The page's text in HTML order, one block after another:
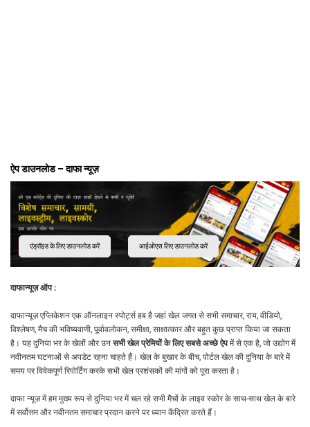
ऐप डाउनलोड – दाफा न्यूज़
एंड्रॉइड के लिए डाउनलोड करें आईओएस लिए डाउनलोड करें
दाफान्यूज़ ऑप :
दाफान्यूज़ एप्लिकेशन एक ऑनलाइन स्पोर्ट्स हब है जहां खेल जगत से सभी समाचार, राय, वीडियो,
विश्लेषण, मैच की भविष्यवाणी, पूर्वावलोकन, समीक्षा, साक्षात्कार और बहुत कुछ प्राप्त किया जा सकता
है। यह दुनिया भर के खेलों और उन सभी खेल प्रेमियों के लिए सबसे अच्छे ऐपमें से एक है, जो उद्योग में
नवीनतम घटनाओं से अपडेट रहना चाहते हैं। खेल के बुखार के बीच, पोर्टल खेल की दुनिया के बारे में
समय पर विवेकपूर्ण रिपोर्टिंग करके सभी खेल प्रशंसकों की मांगों को पूरा करता है।
दाफा न्यूज़ में हम मुख्य रूप से दुनिया भर में चल रहे सभी मैचों के लाइव स्कोर के साथ-साथ खेल के बारे
में सर्वोत्तम और नवीनतम समाचार प्रदान करने पर ध्यान केंद्रित करते हैं।